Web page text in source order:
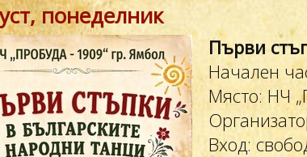
понеделник
Първи
Начален
Място: НЧ
Вход: